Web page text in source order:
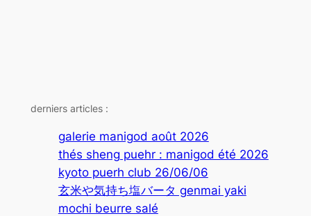
derniers articles :
galerie manigod août 2026
thés sheng puehr : manigod été 2026
kyoto puerh club 26/06/06
玄米や気持ち塩バータ genmai yaki
mochi beurre salé